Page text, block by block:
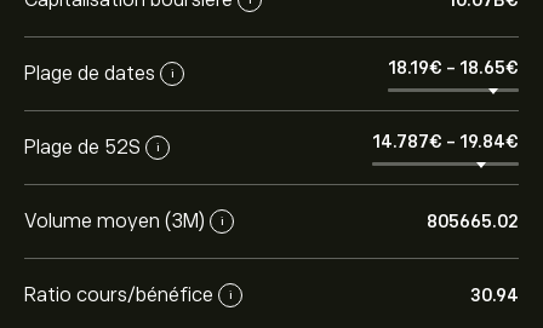
Plage de dates i 18.19‎€‎ - 18.65‎€‎
Plage de 52S i 14.787‎€‎ - 19.84‎€‎
Volume moyen (3M) i 805665.02
Ratio cours/bénéfice i 30.94